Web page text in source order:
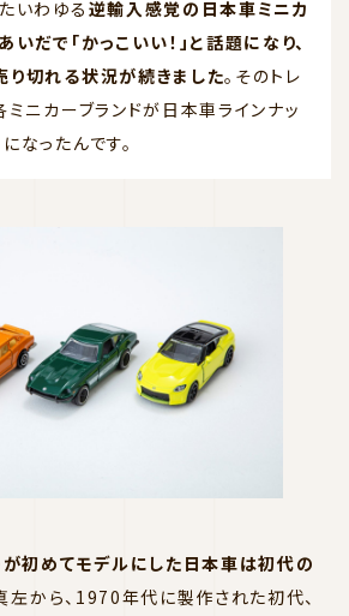
いわゆる 逆輸入感覚の日本車ミニカ
いだで「かっこいい！」と話題になり、
り切れる状況が続きました。そのトレ
ミニカーブランドが日本車ラインナッ
なったんです。
が初めてモデルにした日本車は初代の
左から、1970年代に製作された初代、